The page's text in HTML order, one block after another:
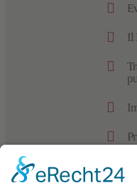

 Il



